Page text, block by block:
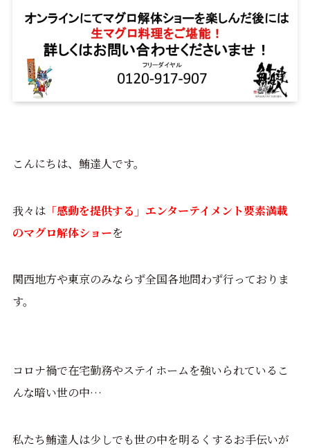
こんにちは、鮪達人です。
我々は「感動を提供する」エンターテイメント要素満載
のマグロ解体ショーを
関西地方や東京のみならず全国各地問わず行っておりま
す。
コロナ禍で在宅勤務やステイホームを強いられているこ
んな暗い世の中…
私たち鮪達人は少しでも世の中を明るくするお手伝いが